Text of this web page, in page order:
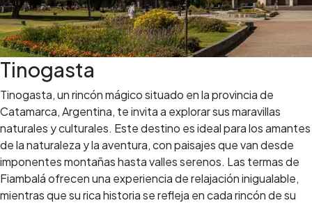
Tinogasta
Tinogasta, un rincón mágico situado en la provincia de
Catamarca, Argentina, te invita a explorar sus maravillas
naturales y culturales. Este destino es ideal para los amantes
de la naturaleza y la aventura, con paisajes que van desde
imponentes montañas hasta valles serenos. Las termas de
Fiambalá ofrecen una experiencia de relajación inigualable,
mientras que su rica historia se refleja en cada rincón de su